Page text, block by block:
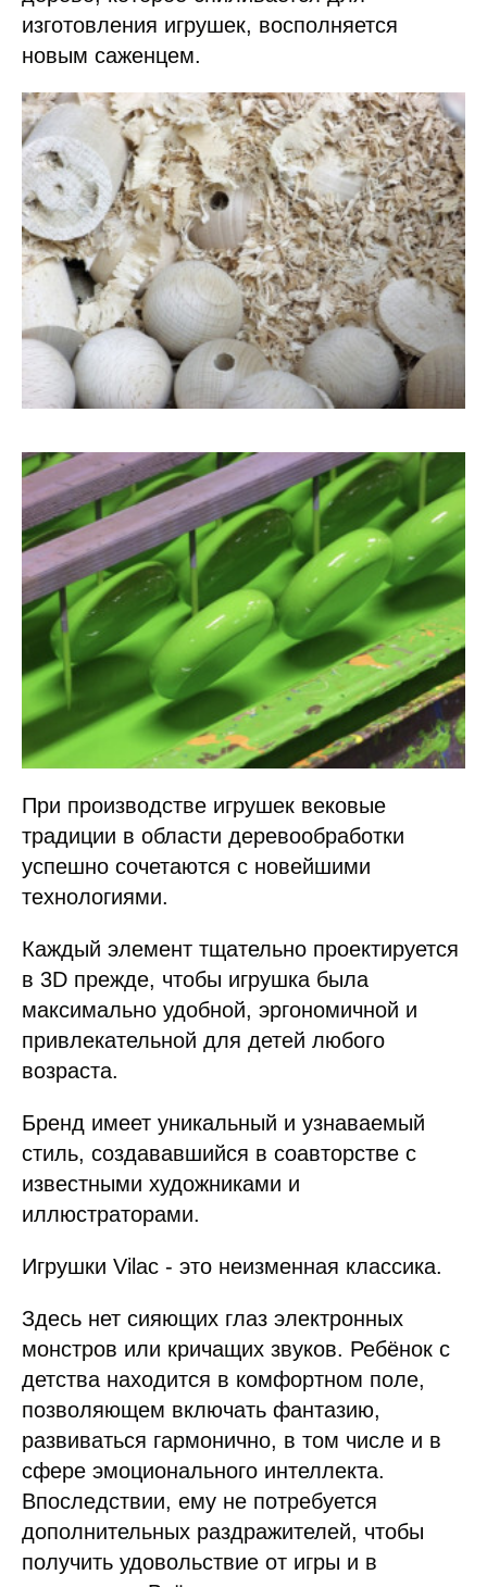
изготовления игрушек, восполняется
новым саженцем.
При производстве игрушек вековые
традиции в области деревообработки
успешно сочетаются с новейшими
технологиями.
Каждый элемент тщательно проектируется
в 3D прежде, чтобы игрушка была
максимально удобной, эргономичной и
привлекательной для детей любого
возраста.
Бренд имеет уникальный и узнаваемый
стиль, создававшийся в соавторстве с
известными художниками и
иллюстраторами.
Игрушки Vilac - это неизменная классика.
Здесь нет сияющих глаз электронных
монстров или кричащих звуков. Ребёнок с
детства находится в комфортном поле,
позволяющем включать фантазию,
развиваться гармонично, в том числе и в
сфере эмоционального интеллекта.
Впоследствии, ему не потребуется
дополнительных раздражителей, чтобы
получить удовольствие от игры и в